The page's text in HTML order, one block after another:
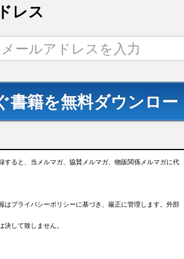
レス
すると、当メルマガ、協賛メルマガ、物販関係メルマガに代
はプライバシーポリシーに基づき、厳正に管理します。外部
決して致しません。